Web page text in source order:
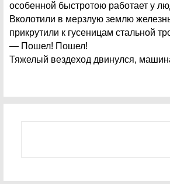
особенной быстротою работает у
Вколотили в мерзлую землю
прикрутили к гусеницам стальной
— Пошел! Пошел!
Тяжелый вездеход двинулся,